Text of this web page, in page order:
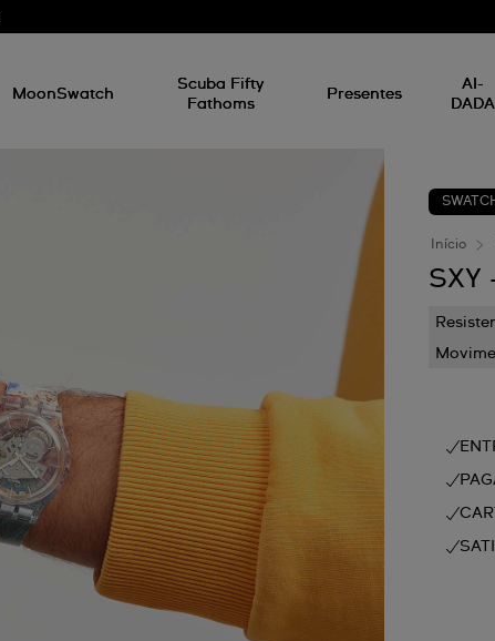
MoonSwatch
Scuba Fifty
Fathoms
Presentes
AI-
DADA
Início
SXY